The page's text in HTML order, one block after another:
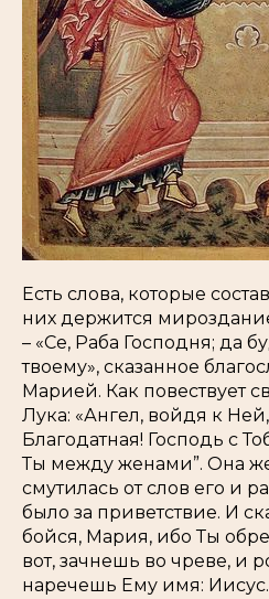
Есть слова, которые
них держится
– «Се, Раба Господня; да
твоему», сказанное
Марией. Как повествует
Лука: «Ангел, войдя к
Благодатная! Господь с
Ты между женами”. Она
смутилась от слов его и
было за приветствие. И
бойся, Мария, ибо Ты
вот, зачнешь во чреве, и
наречешь Ему имя: